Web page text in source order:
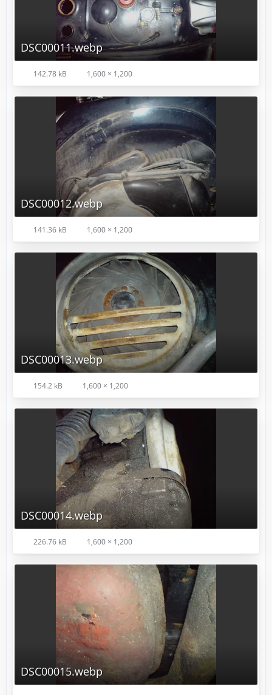
DSC00011.webp
142.78 kB 1,600 × 1,200
DSC00012.webp
141.36 kB 1,600 × 1,200
DSC00013.webp
154.2 kB 1,600 × 1,200
DSC00014.webp
226.76 kB 1,600 × 1,200
DSC00015.webp